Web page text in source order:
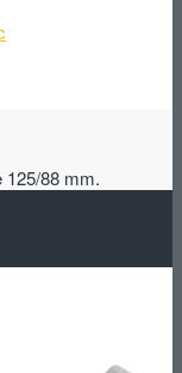
125/88 mm.